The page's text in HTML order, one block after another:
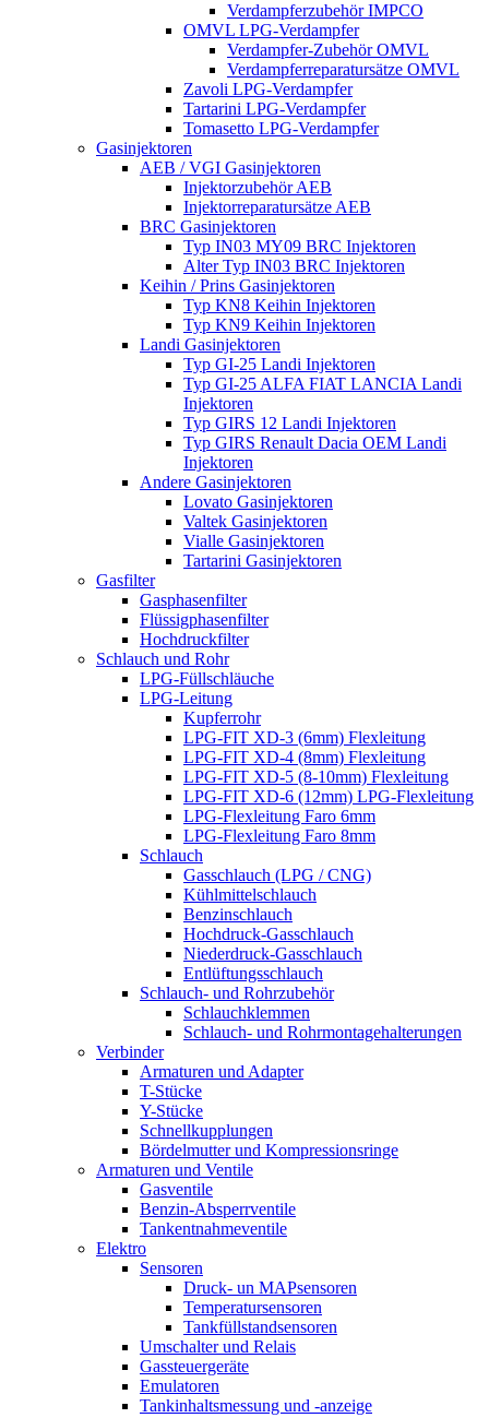
Verdampferzubehör IMPCO
OMVL LPG-Verdampfer
Verdampfer-Zubehör OMVL
Verdampferreparatursätze OMVL
Zavoli LPG-Verdampfer
Tartarini LPG-Verdampfer
Tomasetto LPG-Verdampfer
Gasinjektoren
AEB / VGI Gasinjektoren
Injektorzubehör AEB
Injektorreparatursätze AEB
BRC Gasinjektoren
Typ IN03 MY09 BRC Injektoren
Alter Typ IN03 BRC Injektoren
Keihin / Prins Gasinjektoren
Typ KN8 Keihin Injektoren
Typ KN9 Keihin Injektoren
Landi Gasinjektoren
Typ GI-25 Landi Injektoren
Typ GI-25 ALFA FIAT LANCIA Landi
Injektoren
Typ GIRS 12 Landi Injektoren
Typ GIRS Renault Dacia OEM Landi
Injektoren
Andere Gasinjektoren
Lovato Gasinjektoren
Valtek Gasinjektoren
Vialle Gasinjektoren
Tartarini Gasinjektoren
Gasfilter
Gasphasenfilter
Flüssigphasenfilter
Hochdruckfilter
Schlauch und Rohr
LPG-Füllschläuche
LPG-Leitung
Kupferrohr
LPG-FIT XD-3 (6mm) Flexleitung
LPG-FIT XD-4 (8mm) Flexleitung
LPG-FIT XD-5 (8-10mm) Flexleitung
LPG-FIT XD-6 (12mm) LPG-Flexleitung
LPG-Flexleitung Faro 6mm
LPG-Flexleitung Faro 8mm
Schlauch
Gasschlauch (LPG / CNG)
Kühlmittelschlauch
Benzinschlauch
Hochdruck-Gasschlauch
Niederdruck-Gasschlauch
Entlüftungsschlauch
Schlauch- und Rohrzubehör
Schlauchklemmen
Schlauch- und Rohrmontagehalterungen
Verbinder
Armaturen und Adapter
T-Stücke
Y-Stücke
Schnellkupplungen
Bördelmutter und Kompressionsringe
Armaturen und Ventile
Gasventile
Benzin-Absperrventile
Tankentnahmeventile
Elektro
Sensoren
Druck- un MAPsensoren
Temperatursensoren
Tankfüllstandsensoren
Umschalter und Relais
Gassteuergeräte
Emulatoren
Tankinhaltsmessung und -anzeige